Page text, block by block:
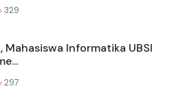
329
Mahasiswa Informatika UBSI
297